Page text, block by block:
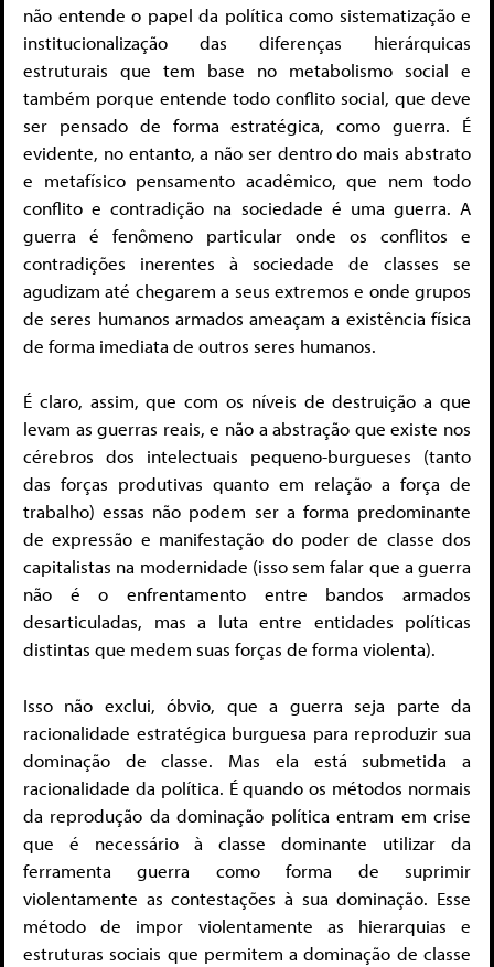
não entende o papel da política como sistematização e
institucionalização das diferenças hierárquicas
estruturais que tem base no metabolismo social e
também porque entende todo conflito social, que deve
ser pensado de forma estratégica, como guerra. É
evidente, no entanto, a não ser dentro do mais abstrato
e metafísico pensamento acadêmico, que nem todo
conflito e contradição na sociedade é uma guerra. A
guerra é fenômeno particular onde os conflitos e
contradições inerentes à sociedade de classes se
agudizam até chegarem a seus extremos e onde grupos
de seres humanos armados ameaçam a existência física
de forma imediata de outros seres humanos.
É claro, assim, que com os níveis de destruição a que
levam as guerras reais, e não a abstração que existe nos
cérebros dos intelectuais pequeno-burgueses (tanto
das forças produtivas quanto em relação a força de
trabalho) essas não podem ser a forma predominante
de expressão e manifestação do poder de classe dos
capitalistas na modernidade (isso sem falar que a guerra
não é o enfrentamento entre bandos armados
desarticuladas, mas a luta entre entidades políticas
distintas que medem suas forças de forma violenta).
Isso não exclui, óbvio, que a guerra seja parte da
racionalidade estratégica burguesa para reproduzir sua
dominação de classe. Mas ela está submetida a
racionalidade da política. É quando os métodos normais
da reprodução da dominação política entram em crise
que é necessário à classe dominante utilizar da
ferramenta guerra como forma de suprimir
violentamente as contestações à sua dominação. Esse
método de impor violentamente as hierarquias e
estruturas sociais que permitem a dominação de classe